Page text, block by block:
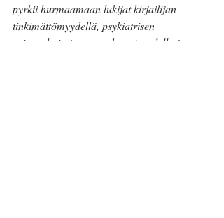
pyrkii hurmaamaan lukijat kirjailijan
tinkimättömyydellä, psykiatrisen
sairaanhoitajan avarakatseisuudella ja